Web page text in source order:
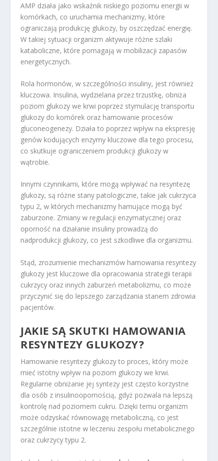
AMP działa jako wskaźnik niskiego poziomu energii w
komórkach, co uruchamia mechanizmy, które
ograniczają produkcję glukozy, by oszczędzać energię.
W takiej sytuacji organizm aktywuje różne szlaki
kataboliczne, które pomagają w mobilizacji zapasów
energetycznych.
Rola hormonów, w szczególności insuliny, jest również
kluczowa. Insulina, wydzielana przez trzustkę, obniża
poziom glukozy we krwi poprzez stymulację transportu
glukozy do komórek oraz hamowanie procesów
gluconeogenezy. Działa to poprzez wpływ na ekspresję
genów kodujących enzymy kluczowe dla tego procesu,
co skutkuje ograniczeniem produkcji glukozy w
wątrobie.
Innymi czynnikami, które mogą wpływać na resyntezę
glukozy, są różne stany patologiczne, takie jak cukrzyca
typu 2, w których mechanizmy hamujące mogą być
zaburzone. Zmiany w regulacji enzymatycznej oraz
oporność na działanie insuliny prowadzą do
nadprodukcji glukozy, co jest szkodliwe dla organizmu.
Stąd, zrozumienie mechanizmów hamowania resyntezy
glukozy jest kluczowe dla opracowania strategii terapii
cukrzycy oraz innych zaburzeń metabolizmu, co może
przyczynić się do lepszego zarządzania stanem zdrowia
pacjentów.
JAKIE SĄ SKUTKI HAMOWANIA
RESYNTEZY GLUKOZY?
Hamowanie resyntezy glukozy to proces, który może
mieć istotny wpływ na poziom glukozy we krwi.
Regularne obniżanie jej syntezy jest często korzystne
dla osób z insulinoopornością, gdyż pozwala na lepszą
kontrolę nad poziomem cukru. Dzięki temu organizm
może odzyskać równowagę metaboliczną, co jest
szczególnie istotne w leczeniu zespołu metabolicznego
oraz cukrzycy typu 2.